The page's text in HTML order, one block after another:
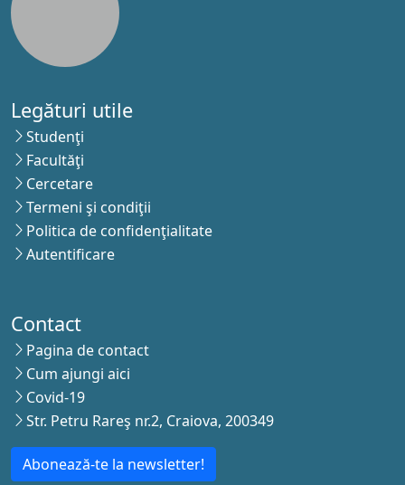
Legături utile
Studenţi
Facultăţi
Cercetare
Termeni şi condiţii
Politica de confidenţialitate
Autentificare
Contact
Pagina de contact
Cum ajungi aici
Covid-19
Str. Petru Rareş nr.2, Craiova, 200349
Abonează-te la newsletter!